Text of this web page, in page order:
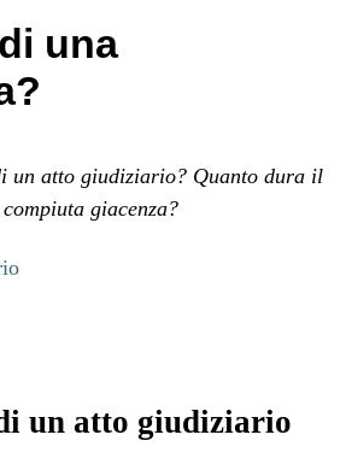
una
un atto giudiziario? Quanto dura il
giacenza?
un atto giudiziario